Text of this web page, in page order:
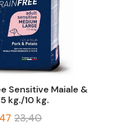
Sensitive Maiale &
kg./10 kg.
23,40